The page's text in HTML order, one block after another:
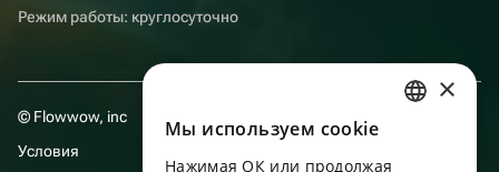
Режим работы: круглосуточно
© Flowwow, inc
Условия
×
Мы используем сookie
Нажимая ОК или продолжая